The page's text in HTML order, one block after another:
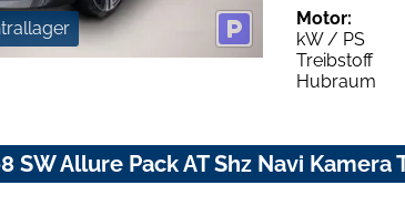
Motor:
kW / PS
Treibstoff
Hubraum
SW Allure Pack AT Shz Navi Kamera